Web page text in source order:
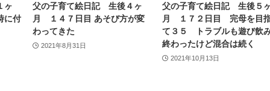
ヶ
に付
父の子育て絵日記 生後４ヶ
月 １４７日目 あそび方が変
わってきた
2021年8月31日
父の子育て絵日記 生後５
月 １７２日目 完母を目
て３５ トラブルも遊び飲
終わったけど混合は続く
2021年10月13日